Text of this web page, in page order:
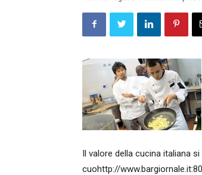
Il valore della cucina italiana
cuohttp://